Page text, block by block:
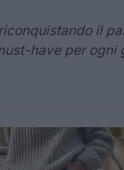
il
have per ogni